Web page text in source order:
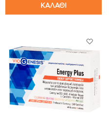
ΚΑΛΑΘΙ